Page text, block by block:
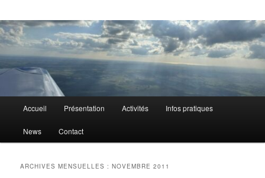
principal
Accueil Présentation Activités Infos pratiques
News Contact
ARCHIVES MENSUELLES :NOVEMBRE 2011